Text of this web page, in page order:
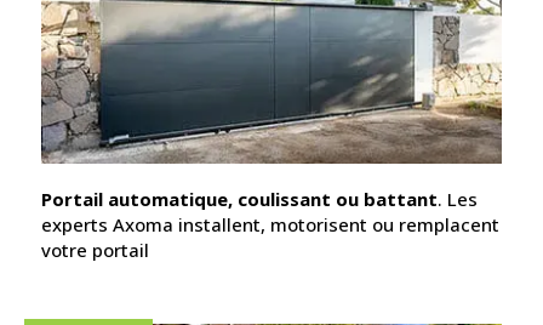
Portail automatique, coulissant ou battant. Les
experts Axoma installent, motorisent ou remplacent
votre portail